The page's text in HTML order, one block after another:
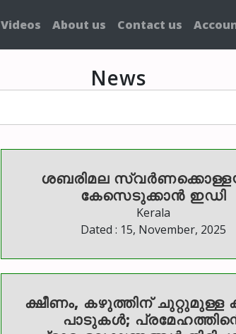
Videos About us Contact us
News
ശബരിമല
കേസെടുക്കാൻ ഇഡി
Kerala
Dated : 15, November, 2025
ക്ഷീണം, കഴുത്തിന് ചുറ്റുമുള്ള
പാടുകൾ;